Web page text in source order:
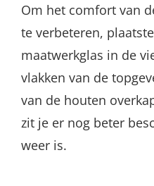
Om het comfort van
te verbeteren,
maatwerkglas in de
vlakken van de
van de houten
zit je er nog beter
weer is.